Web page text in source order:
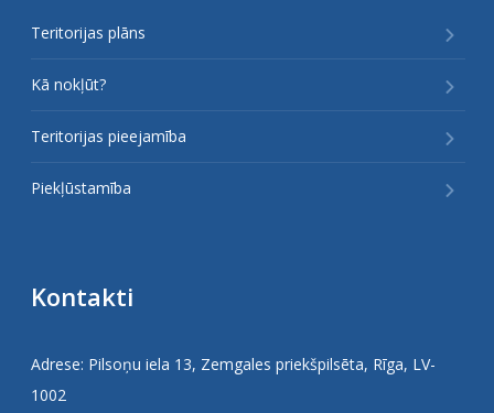
Teritorijas plāns
Kā nokļūt?
Teritorijas pieejamība
Piekļūstamība
Kontakti
Adrese: Pilsoņu iela 13, Zemgales priekšpilsēta, Rīga, LV-
1002